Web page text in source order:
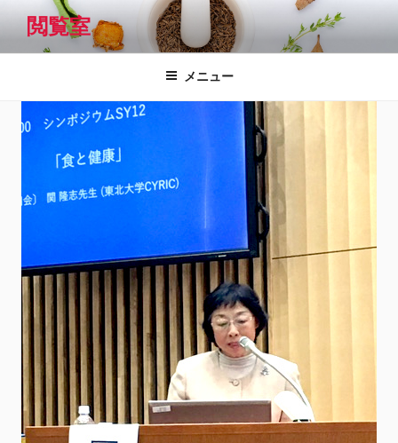
テ
閲覧室
メニュー